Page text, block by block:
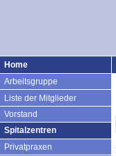
Home
Arbeitsgruppe
Liste der Mitglieder
Vorstand
Spitalzentren
Privatpraxen